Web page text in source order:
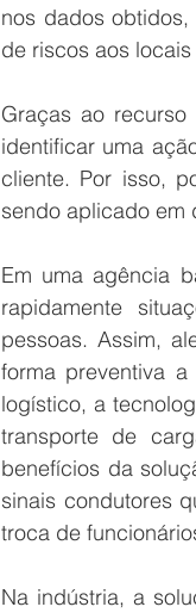
nos dados
de riscos aos
Graças ao
identificar uma
cliente. Por isso,
sendo aplicado em
Em uma agência
rapidamente
pessoas. Assim,
forma preventiva
logístico, a
transporte de
benefícios da
sinais condutores
troca de
Na indústria, a